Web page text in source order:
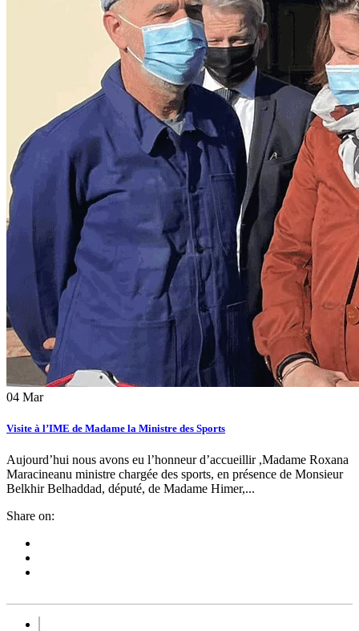
04 Mar
Visite à l’IME de Madame la Ministre des Sports
Aujourd’hui nous avons eu l’honneur d’accueillir ,Madame Roxana
Maracineanu ministre chargée des sports, en présence de Monsieur
Belkhir Belhaddad, député, de Madame Himer,...
Share on: